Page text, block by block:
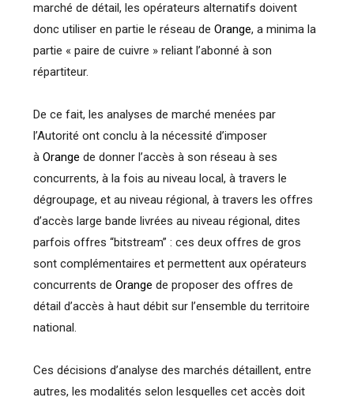
marché de détail, les opérateurs alternatifs doivent
donc utiliser en partie le réseau deOrange, a minima la
partie « paire de cuivre » reliant l’abonné à son
répartiteur.
De ce fait, les analyses de marché menées par
l’Autorité ont conclu à la nécessité d’imposer
àOrange de donner l’accès à son réseau à ses
concurrents, à la fois au niveau local, à travers le
dégroupage, et au niveau régional, à travers les offres
d’accès large bande livrées au niveau régional, dites
parfois offres “bitstream” : ces deux offres de gros
sont complémentaires et permettent aux opérateurs
concurrents deOrange de proposer des offres de
détail d’accès à haut débit sur l’ensemble du territoire
national.
Ces décisions d’analyse des marchés détaillent, entre
autres, les modalités selon lesquelles cet accès doit